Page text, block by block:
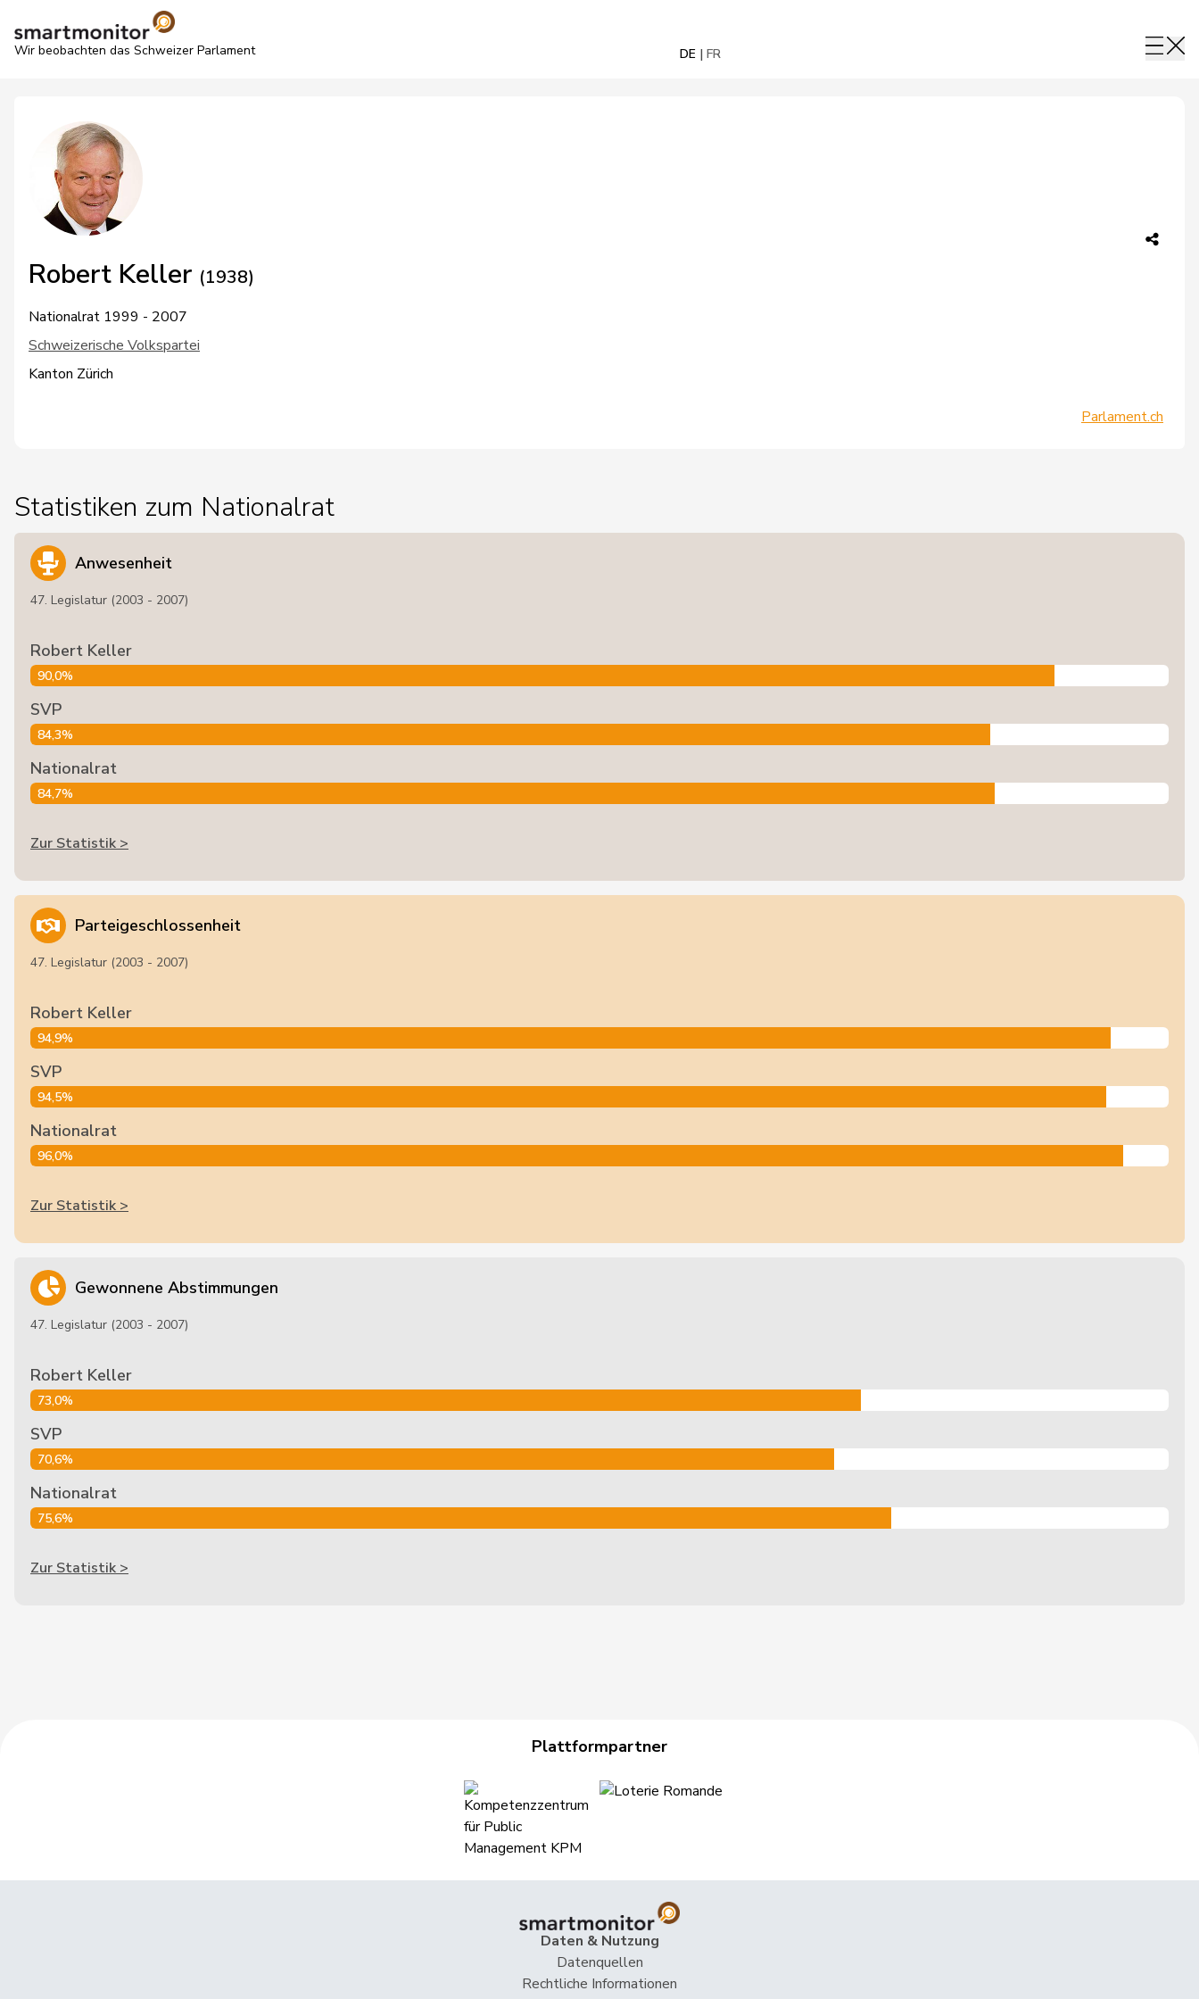
Wir beobachten das Schweizer Parlament DE FR
Robert Keller (1938)
Nationalrat 1999 - 2007
Schweizerische Volkspartei
Kanton Zürich
Parlament.ch
Statistiken zum Nationalrat
Anwesenheit
47. Legislatur (2003 - 2007)
Robert Keller
90,0%
SVP
84,3%
Nationalrat
84,7%
Zur Statistik >
Parteigeschlossenheit
47. Legislatur (2003 - 2007)
Robert Keller
94,9%
SVP
94,5%
Nationalrat
96,0%
Zur Statistik >
Gewonnene Abstimmungen
47. Legislatur (2003 - 2007)
Robert Keller
73,0%
SVP
70,6%
Nationalrat
75,6%
Zur Statistik >
Plattformpartner
Daten & Nutzung
Datenquellen
Rechtliche Informationen